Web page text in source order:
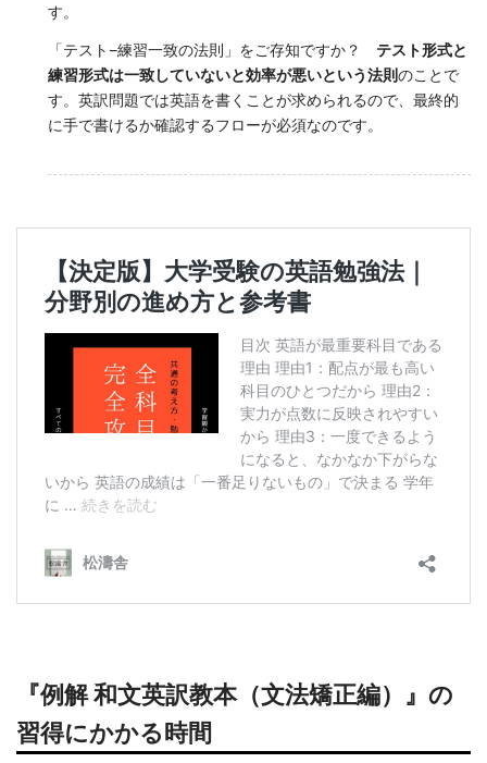
す。
「テスト−練習一致の法則」をご存知ですか？ テスト形式と
練習形式は一致していないと効率が悪いという法則のことで
す。英訳問題では英語を書くことが求められるので、最終的
に手で書けるか確認するフローが必須なのです。
『例解 和文英訳教本（文法矯正編）』の
習得にかかる時間